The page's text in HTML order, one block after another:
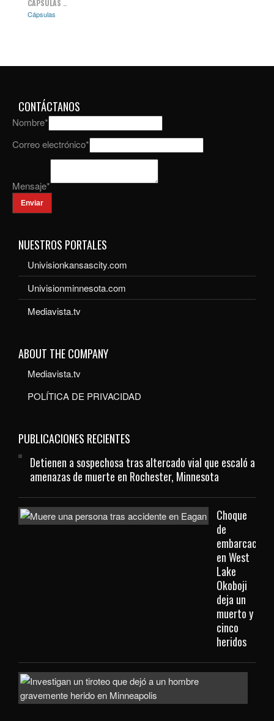
CAPSULAS ..
Cápsulas
CONTÁCTANOS
Nombre*
Correo electrónico*
Mensaje*
Enviar
NUESTROS PORTALES
Univisionkansascity.com
Univisionminnesota.com
Mediavista.tv
ABOUT THE COMPANY
Mediavista.tv
POLÍTICA DE PRIVACIDAD
PUBLICACIONES RECIENTES
Detienen a sospechosa tras altercado vial que escaló a
amenazas de muerte en Rochester, Minnesota
Choque
de
en West
Lake
Okoboji
deja un
muerto y
cinco
heridos